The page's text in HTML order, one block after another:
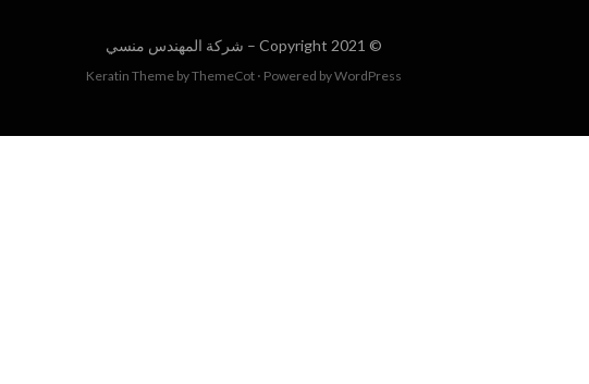
© Copyright 2021 – شركة المهندس منسي
Keratin Theme byThemeCot ⋅ Powered byWordPress